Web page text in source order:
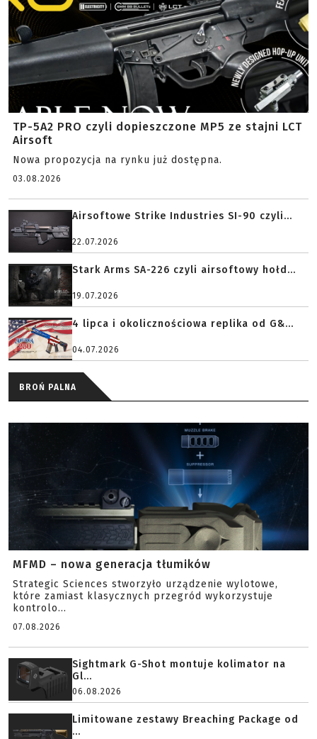
TP-5A2 PRO czyli dopieszczone MP5 ze stajni LCT
Airsoft
Nowa propozycja na rynku już dostępna.
03.08.2026
Airsoftowe Strike Industries SI-90 czyli...
22.07.2026
Stark Arms SA-226 czyli airsoftowy hołd...
19.07.2026
4 lipca i okolicznościowa replika od G&...
04.07.2026
BROŃ PALNA
MFMD – nowa generacja tłumików
Strategic Sciences stworzyło urządzenie wylotowe,
które zamiast klasycznych przegród wykorzystuje
kontrolo...
07.08.2026
Sightmark G-Shot montuje kolimator na
Gl...
06.08.2026
Limitowane zestawy Breaching Package od
...